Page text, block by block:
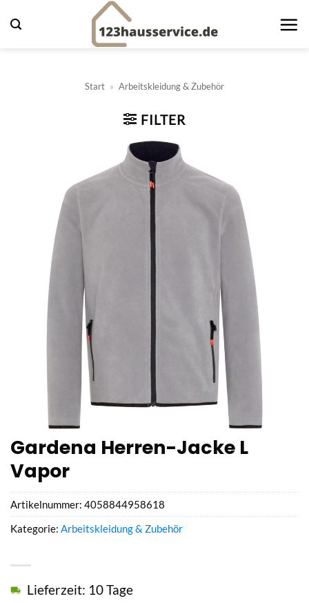
Inhalt
Start » Arbeitskleidung & Zubehör
FILTER
Gardena Herren-Jacke L
Vapor
Lieferzeit: 10 Tage
Artikelnummer: 4058844958618
Kategorie: Arbeitskleidung & Zubehör